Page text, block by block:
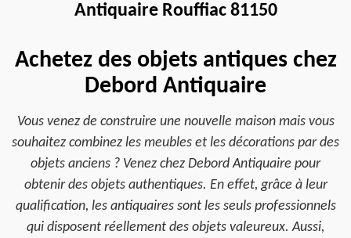
Antiquaire Rouffiac 81150
Achetez des objets antiques chez
Debord Antiquaire
Vous venez de construire une nouvelle maison mais vous
souhaitez combinez les meubles et les décorations par des
objets anciens ? Venez chez Debord Antiquaire pour
obtenir des objets authentiques. En effet, grâce à leur
qualification, les antiquaires sont les seuls professionnels
qui disposent réellement des objets valeureux. Aussi,